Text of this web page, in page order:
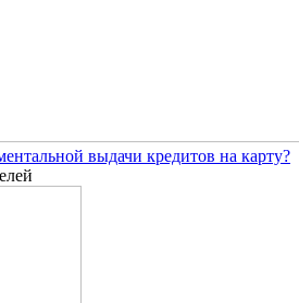
выдачи кредитов на карту?